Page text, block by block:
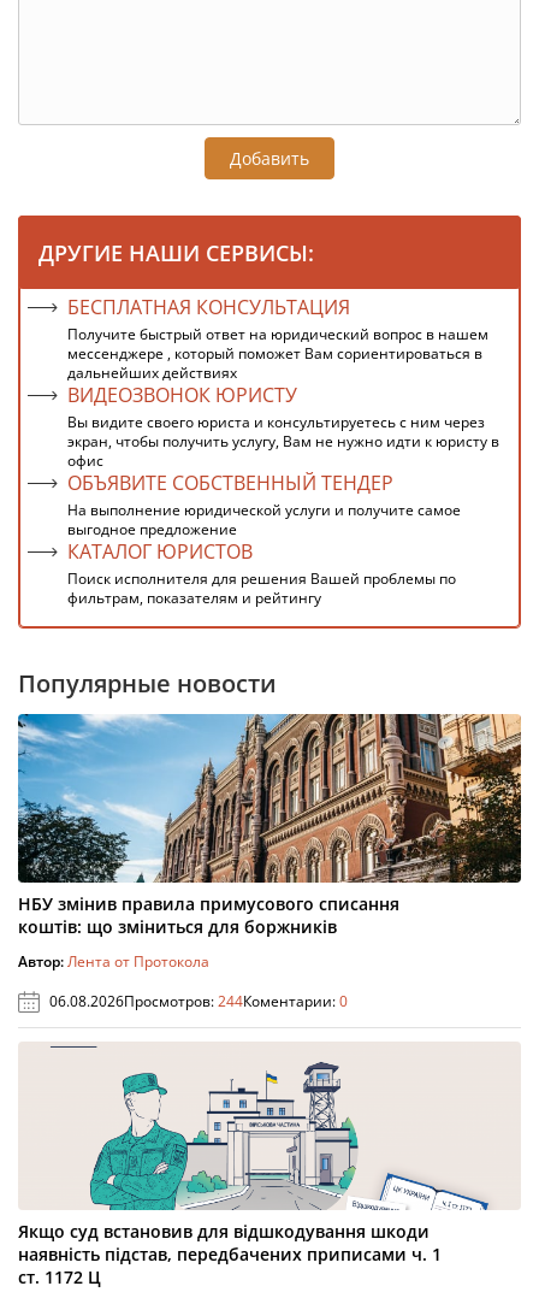
Добавить
ДРУГИЕ НАШИ СЕРВИСЫ:
БЕСПЛАТНАЯ КОНСУЛЬТАЦИЯ
Получите быстрый ответ на юридический вопрос в нашем
мессенджере , который поможет Вам сориентироваться в
дальнейших действиях
ВИДЕОЗВОНОК ЮРИСТУ
Вы видите своего юриста и консультируетесь с ним через
экран, чтобы получить услугу, Вам не нужно идти к юристу в
офис
ОБЪЯВИТЕ СОБСТВЕННЫЙ ТЕНДЕР
На выполнение юридической услуги и получите самое
выгодное предложение
КАТАЛОГ ЮРИСТОВ
Поиск исполнителя для решения Вашей проблемы по
фильтрам, показателям и рейтингу
Популярные новости
НБУ змінив правила примусового списання
коштів: що зміниться для боржників
Автор:Лента от Протокола
06.08.2026Просмотров:244Коментарии:0
Якщо суд встановив для відшкодування шкоди
наявність підстав, передбачених приписами ч. 1
ст. 1172 Ц